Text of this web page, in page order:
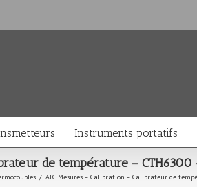
Instruments portatifs
de température – CTH6300
/ ATC Mesures – Calibration – Calibrateur de